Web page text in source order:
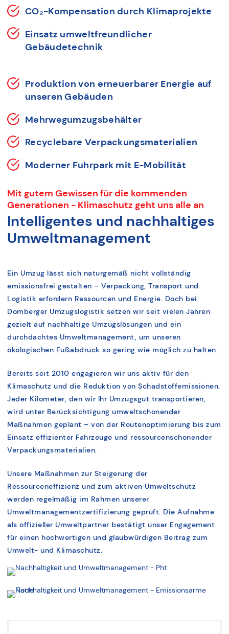
CO₂-Kompensation durch Klimaprojekte
Einsatz umweltfreundlicher
Gebäudetechnik
Produktion von erneuerbarer Energie auf
unseren Gebäuden
Mehrwegumzugsbehälter
Recyclebare Verpackungsmaterialien
Moderner Fuhrpark mit E-Mobilität
Mit gutem Gewissen für die kommenden
Generationen - Klimaschutz geht uns alle an
Intelligentes und nachhaltiges
Umweltmanagement
Ein Umzug lässt sich naturgemäß nicht vollständig
emissionsfrei gestalten – Verpackung, Transport und
Logistik erfordern Ressourcen und Energie. Doch bei
Domberger Umzugslogistik setzen wir seit vielen Jahren
gezielt auf nachhaltige Umzugslösungen und ein
durchdachtes Umweltmanagement, um unseren
ökologischen Fußabdruck so gering wie möglich zu halten.
Bereits seit 2010 engagieren wir uns aktiv für den
Klimaschutz und die Reduktion von Schadstoffemissionen.
Jeder Kilometer, den wir Ihr Umzugsgut transportieren,
wird unter Berücksichtigung umweltschonender
Maßnahmen geplant – von der Routenoptimierung bis zum
Einsatz effizienter Fahrzeuge und ressourcenschonender
Verpackungsmaterialien.
Unsere Maßnahmen zur Steigerung der
Ressourceneffizienz und zum aktiven Umweltschutz
werden regelmäßig im Rahmen unserer
Umweltmanagementzertifizierung geprüft. Die Aufnahme
als offizieller Umweltpartner bestätigt unser Engagement
für einen hochwertigen und glaubwürdigen Beitrag zum
Umwelt- und Klimaschutz.